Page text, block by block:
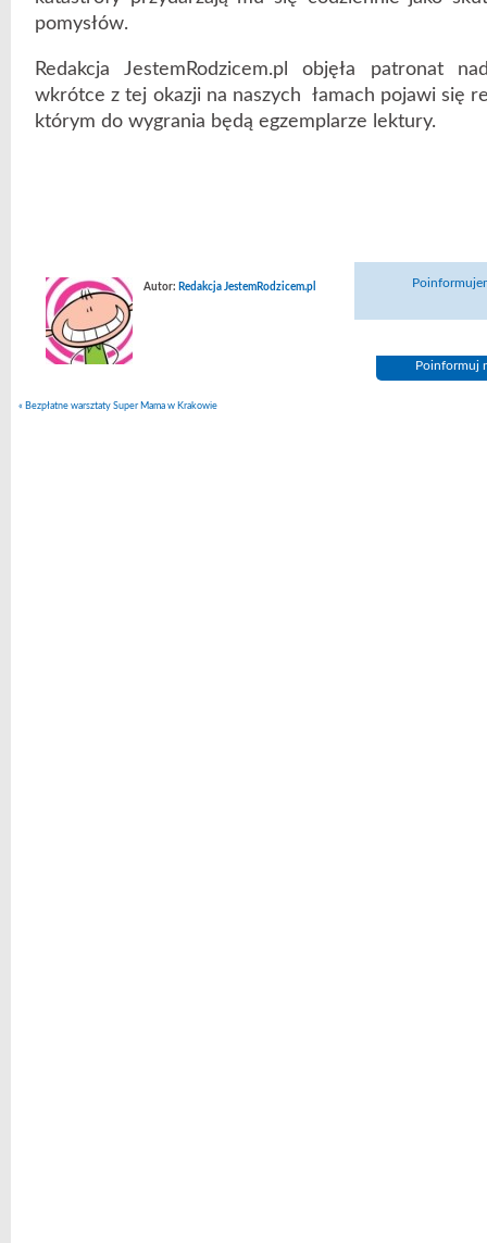
pomysłów.
Redakcja JestemRodzicem.pl objęła patronat
wkrótce z tej okazji na naszych łamach pojawi się
którym do wygrania będą egzemplarze lektury.
Autor: Redakcja JestemRodzicem.pl
Poinformuj
« Bezpłatne warsztaty Super Mama w Krakowie